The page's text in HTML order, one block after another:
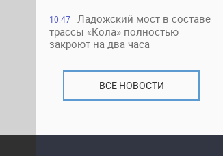
10:47
Ладожский мост в составе
трассы «Кола» полностью
закроют на два часа
ВСЕ НОВОСТИ